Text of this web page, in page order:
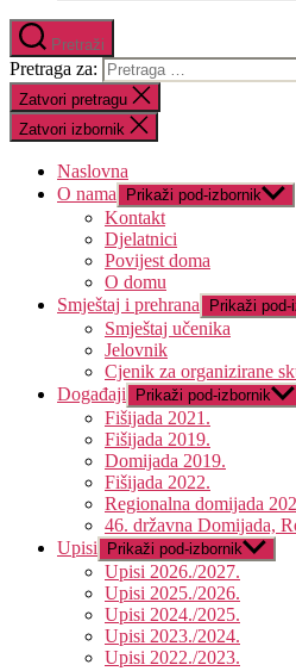
Pretraži
Pretraga za:
Zatvori pretragu
Zatvori izbornik
Naslovna
O nama
Prikaži pod-izbornik
Kontakt
Djelatnici
Povijest doma
O domu
Smještaj i prehrana
Prikaži pod-
Smještaj učenika
Jelovnik
Cjenik za organizirane
Događaji
Prikaži pod-izbornik
Fišijada 2021.
Fišijada 2019.
Domijada 2019.
Fišijada 2022.
Regionalna domijada
46. državna Domijada,
Upisi
Prikaži pod-izbornik
Upisi 2026./2027.
Upisi 2025./2026.
Upisi 2024./2025.
Upisi 2023./2024.
Upisi 2022./2023.